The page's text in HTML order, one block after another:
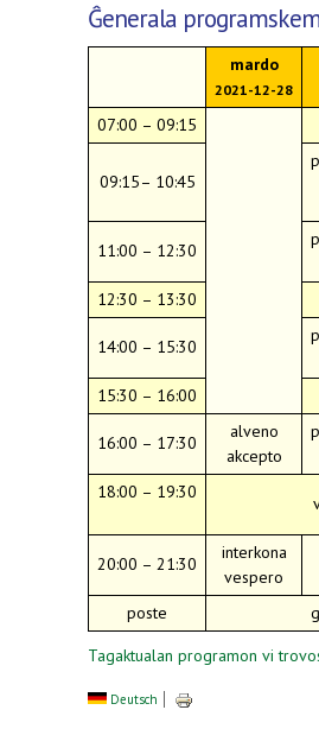
Ĝenerala
mardo
2021-12-28
07:00 – 09:15
09:15– 10:45
11:00 – 12:30
12:30 – 13:30
14:00 – 15:30
15:30 – 16:00
16:00 – 17:30
alveno
akcepto
18:00 – 19:30
20:00 – 21:30
interkona
vespero
poste
Tagaktualan programon vi
Deutsch